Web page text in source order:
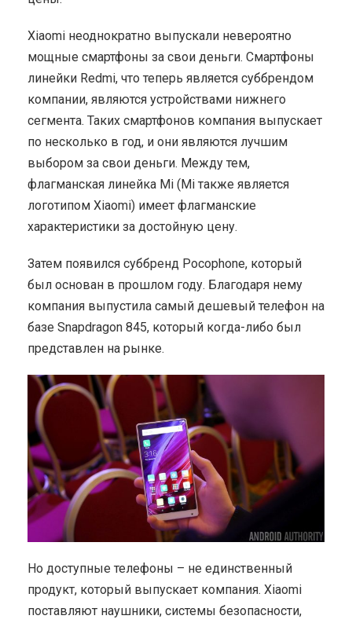
Xiaomi неоднократно выпускали невероятно
мощные смартфоны за свои деньги. Смартфоны
линейки Redmi, что теперь является суббрендом
компании, являются устройствами нижнего
сегмента. Таких смартфонов компания выпускает
по несколько в год, и они являются лучшим
выбором за свои деньги. Между тем,
флагманская линейка Mi (Mi также является
логотипом Xiaomi) имеет флагманские
характеристики за достойную цену.
Затем появился суббренд Pocophone, который
был основан в прошлом году. Благодаря нему
компания выпустила самый дешевый телефон на
базе Snapdragon 845, который когда-либо был
представлен на рынке.
Но доступные телефоны – не единственный
продукт, который выпускает компания. Xiaomi
поставляют наушники, системы безопасности,